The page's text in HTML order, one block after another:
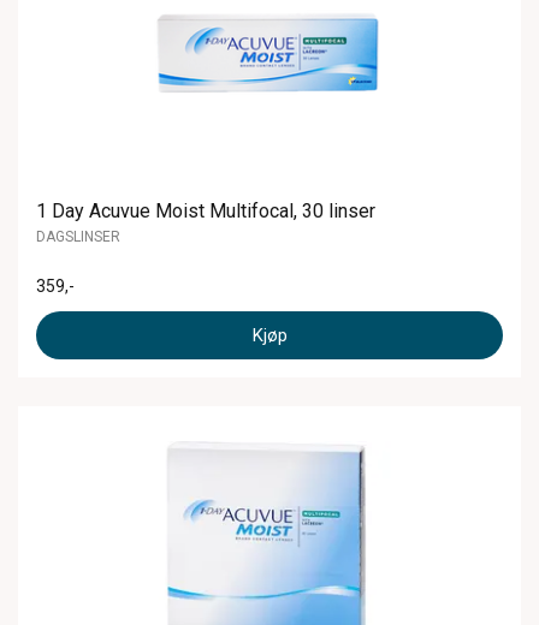
1 Day Acuvue Moist Multifocal, 30 linser
DAGSLINSER
359,-
Kjøp